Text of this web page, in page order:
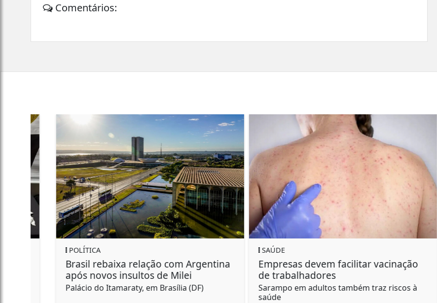
Comentários:
SAÚDE
Empresas devem facilitar vacinação
de trabalhadores
Sarampo em adultos também traz riscos à
POLÍTICA
Irresponsável, diz Lula após
revogação de visto de embaixadora
Lula voltou a afirmar que não vai aceitar
qualquer tentativa de interferência